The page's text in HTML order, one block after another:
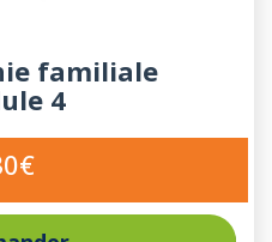
familiale
4